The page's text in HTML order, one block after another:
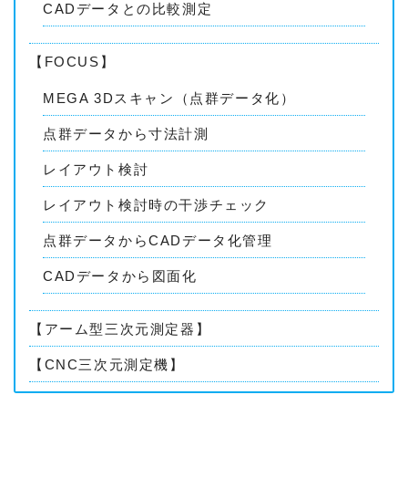
CADデータとの比較測定
【FOCUS】
MEGA 3Dスキャン（点群データ化）
点群データから寸法計測
レイアウト検討
レイアウト検討時の干渉チェック
点群データからCADデータ化管理
CADデータから図面化
【アーム型三次元測定器】
【CNC三次元測定機】